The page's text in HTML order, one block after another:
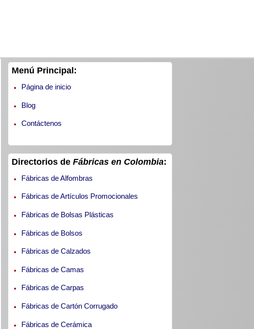
Menú Principal:
Página de inicio
Blog
Contáctenos
Directorios deFábricas en Colombia:
Fábricas de Alfombras
Fábricas de Artículos Promocionales
Fábricas de Bolsas Plásticas
Fábricas de Bolsos
Fábricas de Calzados
Fábricas de Camas
Fábricas de Carpas
Fábricas de Cartón Corrugado
Fábricas de Cerámica